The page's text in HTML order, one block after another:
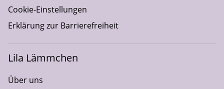
Cookie-Einstellungen
Erklärung zur Barrierefreiheit
Lila Lämmchen
Über uns